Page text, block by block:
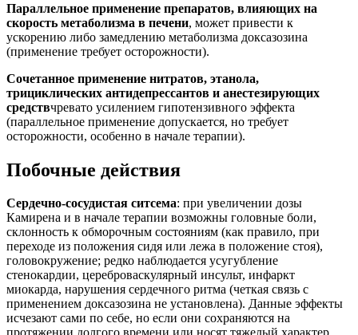
Параллельное применение препаратов, влияющих на
скорость метаболизма в печени, может привести к
ускорению либо замедлению метаболизма доксазозина
(применение требует осторожности).
Сочетанное применение нитратов, этанола,
трициклических антидепрессантов и анестезирующих
средствчревато усилением гипотензивного эффекта
(параллельное применение допускается, но требует
осторожности, особенно в начале терапии).
Побочные действия
Сердечно-сосудистая ситсема: при увеличении дозы
Камирена и в начале терапии возможны головные боли,
склонность к обморочным состояниям (как правило, при
переходе из положения сидя или лежа в положение стоя),
головокружение; редко наблюдается усугубление
стенокардии, цереброваскулярный инсульт, инфаркт
миокарда, нарушения сердечного ритма (четкая связь с
применением доксазозина не установлена). Данные эффекты
исчезают сами по себе, но если они сохраняются на